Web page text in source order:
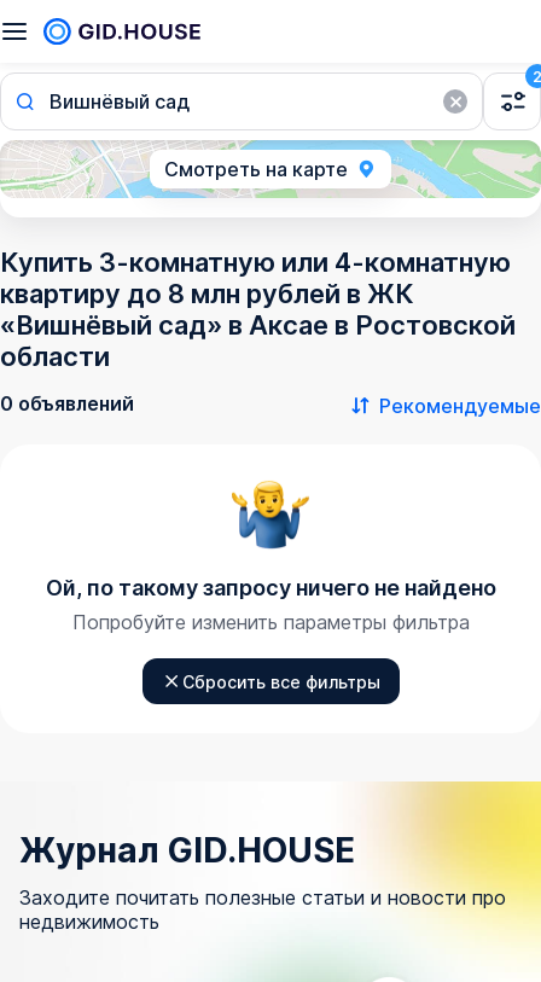
Вишнёвый сад
2
Смотреть на карте
Купить 3-комнатную или 4-комнатную
квартиру до 8 млн рублей в ЖК
«Вишнёвый сад» в Аксае в Ростовской
области
0 объявлений Рекомендуемые
Ой, по такому запросу ничего не найдено
Попробуйте изменить параметры фильтра
Сбросить все фильтры
Журнал GID.HOUSE
Заходите почитать полезные статьи и новости про
недвижимость